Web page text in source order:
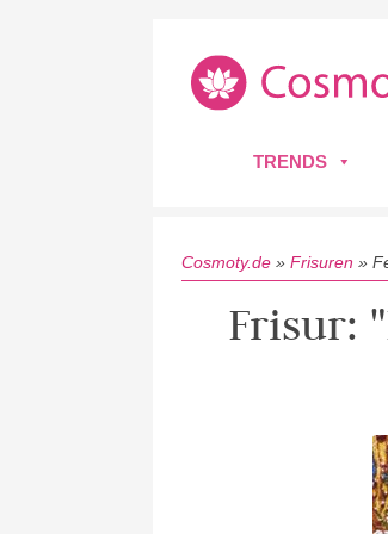
TRENDS
Cosmoty.de » Frisuren »
Frisur: